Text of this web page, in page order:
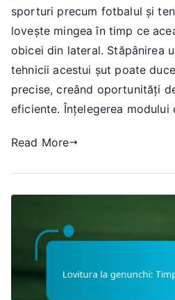
volei
lateral:
unghi,
momentare,
tehnică
sporturi precum fotbalul și
lovește mingea în timp ce
obicei din lateral. Stăpânirea
tehnicii acestui șut poate
precise, creând oportunități
eficiente. Înțelegerea
Read More